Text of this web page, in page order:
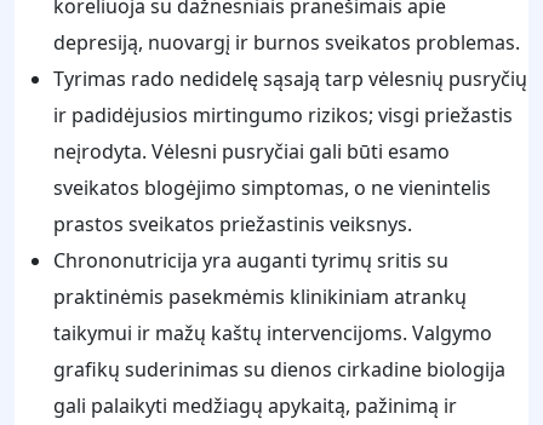
koreliuoja su dažnesniais pranešimais apie
depresiją, nuovargį ir burnos sveikatos problemas.
Tyrimas rado nedidelę sąsają tarp vėlesnių pusryčių
ir padidėjusios mirtingumo rizikos; visgi priežastis
neįrodyta. Vėlesni pusryčiai gali būti esamo
sveikatos blogėjimo simptomas, o ne vienintelis
prastos sveikatos priežastinis veiksnys.
Chrononutricija yra auganti tyrimų sritis su
praktinėmis pasekmėmis klinikiniam atrankų
taikymui ir mažų kaštų intervencijoms. Valgymo
grafikų suderinimas su dienos cirkadine biologija
gali palaikyti medžiagų apykaitą, pažinimą ir